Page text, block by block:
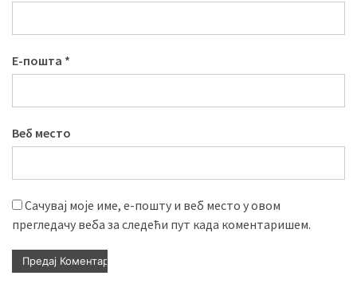
Е-пошта *
Веб место
Сачувај моје име, е-пошту и веб место у овом
прегледачу веба за следећи пут када коментаришем.